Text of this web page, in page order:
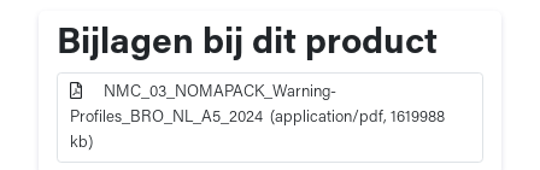
Bijlagen bij dit product
NMC_03_NOMAPACK_Warning-
Profiles_BRO_NL_A5_2024 (application/pdf, 1619988
kb)